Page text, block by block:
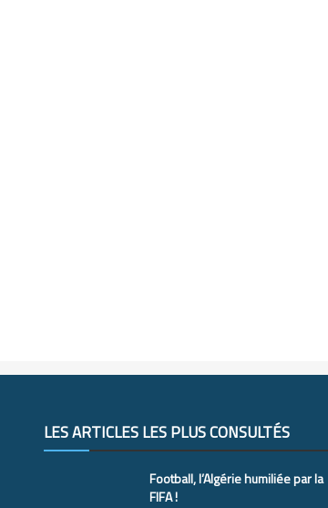
LES ARTICLES LES PLUS CONSULTÉS
Football, l’Algérie humiliée par la
FIFA !